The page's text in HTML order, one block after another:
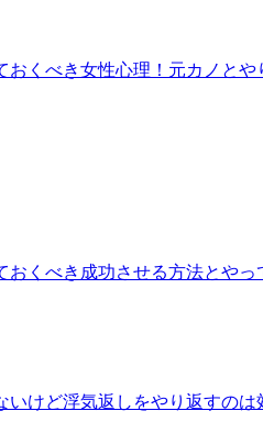
おくべき女性心理！元カノとや
おくべき成功させる方法とやっ
けど浮気返しをやり返すのは